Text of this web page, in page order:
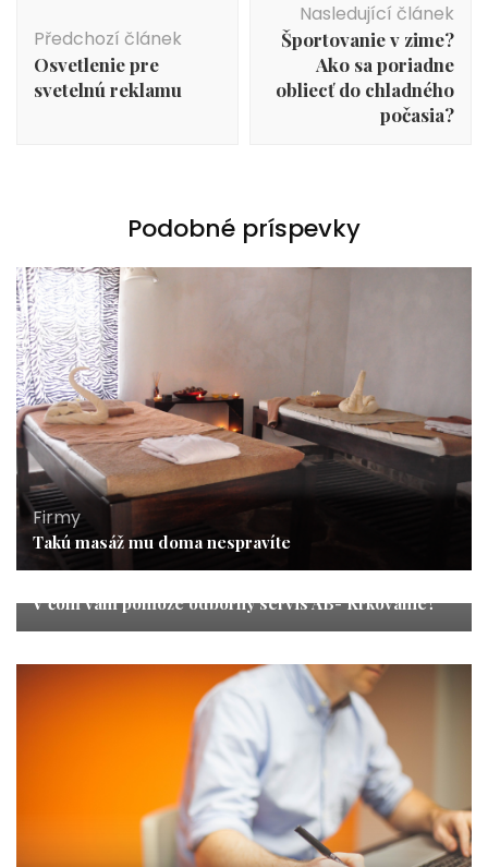
příspěvku
Předchozí článek
Osvetlenie pre
svetelnú reklamu
Nasledující článek
Športovanie v zime?
Ako sa poriadne
obliecť do chladného
počasia?
Podobné príspevky
Firmy
Takú masáž mu doma nespravíte
Firmy
V čom vám pomôže odborný servis AB- Krkovanie?